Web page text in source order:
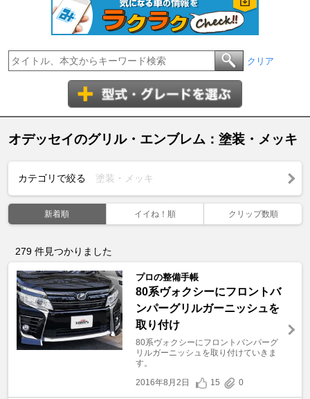
クリア
オデッセイのグリル・エンブレム：塗装・メッキ
カテゴリで絞る 塗装・メッキ
新着順 イイね！順 クリップ数順
279 件見つかりました
プロの整備手帳
80系ヴォクシーにフロントバ
ンパーグリルガーニッシュを
取り付け
80系ヴォクシーにフロントバンパーグ
リルガーニッシュを取り付けていきま
す。
2016年8月2日
15 0